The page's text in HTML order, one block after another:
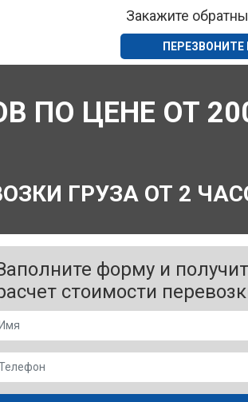
Закажите
ПЕРЕЗВОНИТЕ
ПО ЦЕНЕ ОТ
ГРУЗА ОТ 2
форму и
стоимости